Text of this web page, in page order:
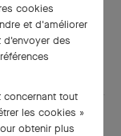
cookies
et d'améliorer
d'envoyer des
concernant tout
les cookies »
obtenir plus